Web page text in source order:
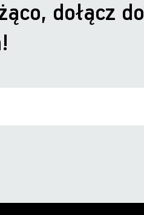
dołącz do